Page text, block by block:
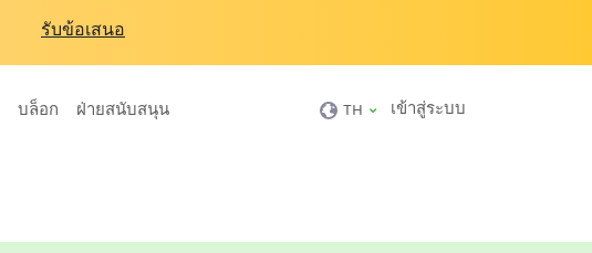
รับข้อเสนอ
บล็อก ฝ่ายสนับสนุน เข้าสู่ระบบ
TH